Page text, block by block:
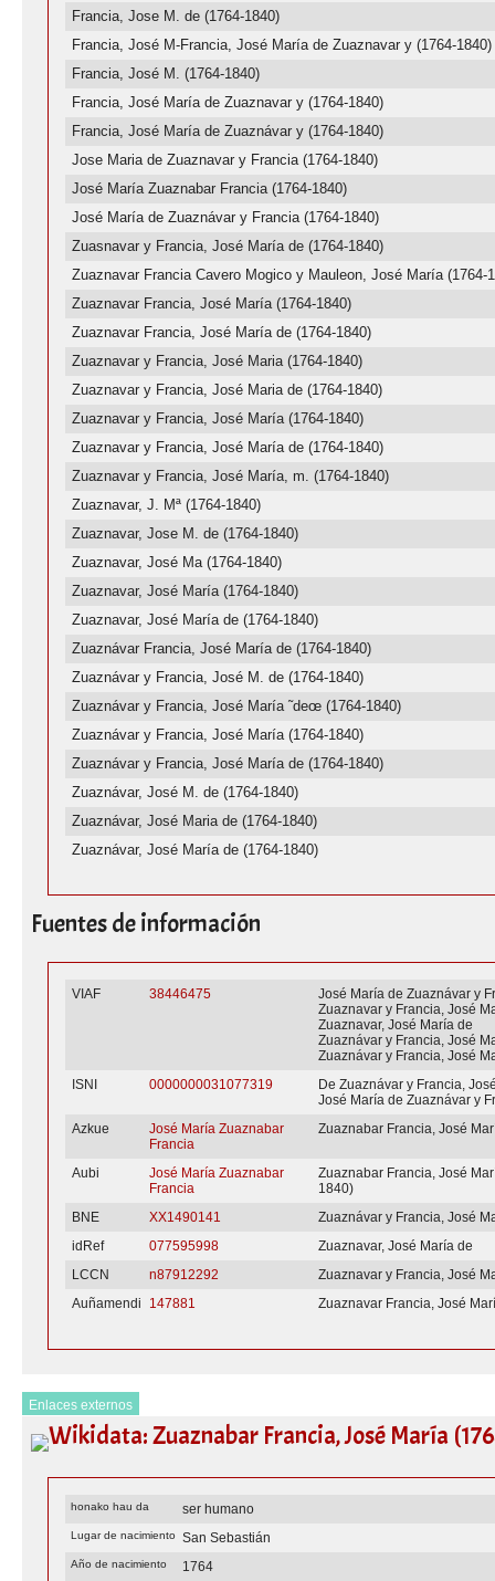
Francia, Jose M. de (1764-1840)
Francia, José M-Francia, José María de Zuaznavar y (1764-1840)
Francia, José M. (1764-1840)
Francia, José María de Zuaznavar y (1764-1840)
Francia, José María de Zuaznávar y (1764-1840)
Jose Maria de Zuaznavar y Francia (1764-1840)
José María Zuaznabar Francia (1764-1840)
José María de Zuaznávar y Francia (1764-1840)
Zuasnavar y Francia, José María de (1764-1840)
Zuaznavar Francia Cavero Mogico y Mauleon, José María (1764-
Zuaznavar Francia, José María (1764-1840)
Zuaznavar Francia, José María de (1764-1840)
Zuaznavar y Francia, José Maria (1764-1840)
Zuaznavar y Francia, José Maria de (1764-1840)
Zuaznavar y Francia, José María (1764-1840)
Zuaznavar y Francia, José María de (1764-1840)
Zuaznavar y Francia, José María, m. (1764-1840)
Zuaznavar, J. Mª (1764-1840)
Zuaznavar, Jose M. de (1764-1840)
Zuaznavar, José Ma (1764-1840)
Zuaznavar, José María (1764-1840)
Zuaznavar, José María de (1764-1840)
Zuaznávar Francia, José María de (1764-1840)
Zuaznávar y Francia, José M. de (1764-1840)
Zuaznávar y Francia, José María ˜deœ (1764-1840)
Zuaznávar y Francia, José María (1764-1840)
Zuaznávar y Francia, José María de (1764-1840)
Zuaznávar, José M. de (1764-1840)
Zuaznávar, José Maria de (1764-1840)
Zuaznávar, José María de (1764-1840)
Fuentes de información
VIAF 38446475
José María de Zuaznávar y
Zuaznavar y Francia, José
Zuaznavar, José María de
Zuaznávar y Francia, José
Zuaznávar y Francia, José
ISNI
0000000031077319
De Zuaznávar y Francia,
José María de Zuaznávar y
Azkue
José María Zuaznabar
Francia
Zuaznabar Francia, José
Aubi
José María Zuaznabar
Francia
Zuaznabar Francia, José
1840)
BNE
XX1490141
Zuaznávar y Francia, José
idRef
077595998
Zuaznavar, José María de
LCCN
n87912292
Zuaznavar y Francia, José
Auñamendi
147881 Zuaznavar Francia, José
Enlaces externos
Wikidata: Zuaznabar Francia, José María
honako hau da ser humano
Lugar de nacimiento San Sebastián
Año de nacimiento 1764